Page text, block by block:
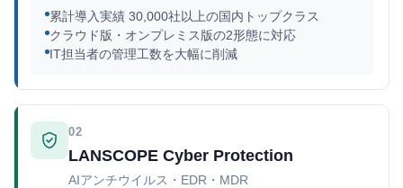
累計導入実績 30,000社以上の国内トップクラス
クラウド版・オンプレミス版の2形態に対応
IT担当者の管理工数を大幅に削減
02
LANSCOPE Cyber Protection
AIアンチウイルス・EDR・MDR